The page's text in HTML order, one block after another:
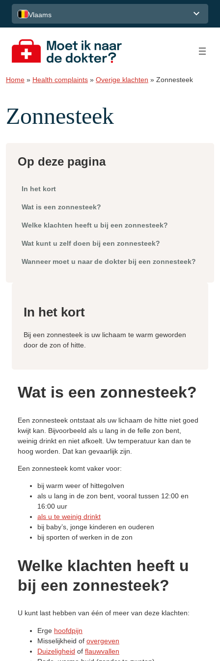
Spring naar de inhoud
Vlaams
Home » Health complaints » Overige klachten » Zonnesteek
Zonnesteek
Op deze pagina
In het kort
Wat is een zonnesteek?
Welke klachten heeft u bij een zonnesteek?
Wat kunt u zelf doen bij een zonnesteek?
Wanneer moet u naar de dokter bij een zonnesteek?
In het kort
Bij een zonnesteek is uw lichaam te warm geworden
door de zon of hitte.
Wat is een zonnesteek?
Een zonnesteek ontstaat als uw lichaam de hitte niet goed
kwijt kan. Bijvoorbeeld als u lang in de felle zon bent,
weinig drinkt en niet afkoelt. Uw temperatuur kan dan te
hoog worden. Dat kan gevaarlijk zijn.
Een zonnesteek komt vaker voor:
bij warm weer of hittegolven
als u lang in de zon bent, vooral tussen 12:00 en
16:00 uur
als u te weinig drinkt
bij baby’s, jonge kinderen en ouderen
bij sporten of werken in de zon
Welke klachten heeft u
bij een zonnesteek?
U kunt last hebben van één of meer van deze klachten:
Erge hoofdpijn
Misselijkheid of overgeven
Duizeligheid of flauwvallen